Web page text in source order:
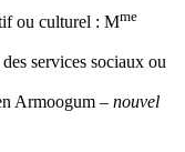
ou culturel : Mme
services sociaux ou
Armoogum – nouvel